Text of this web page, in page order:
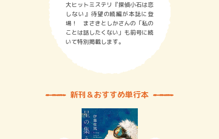
大ヒットミステリ『探偵小石は恋
しない』待望の続編が本誌に登
場！ まさきとしかさんの「私の
ことは話したくない」も前号に続
いて特別掲載します。
新刊＆おすすめ単行本